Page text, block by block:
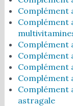
Complément
Complément
Complément
Complément
Complément
Complément
Complément
astragale